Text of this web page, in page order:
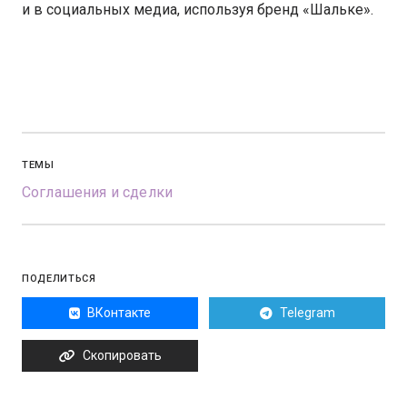
и в социальных медиа, используя бренд «Шальке».
ТЕМЫ
Соглашения и сделки
ПОДЕЛИТЬСЯ
ВКонтакте Telegram
Скопировать